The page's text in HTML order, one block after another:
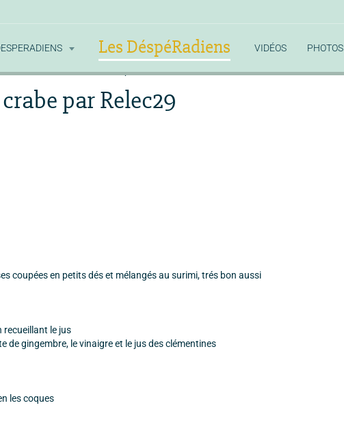
Les DéspéRadiens VIDÉOS PHOTOS
clémentines fourrées au crabe par Relec29
par Relec29
coupées en petits dés et mélangés au surimi, trés bon aussi
recueillant le jus
de gingembre, le vinaigre et le jus des clémentines
les coques